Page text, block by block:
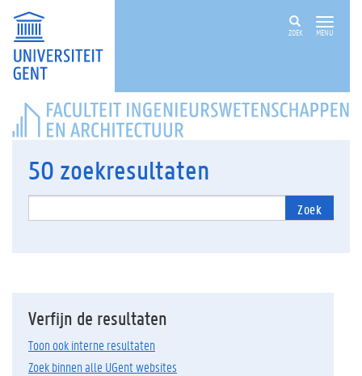
ZOEK MENU
FACULTEIT
INGENIEURSWETENSCHAPPEN
EN
50 zoekresultaten
Zoek
Verfijn de resultaten
Toon ook interne resultaten
Zoek binnen alle UGent websites